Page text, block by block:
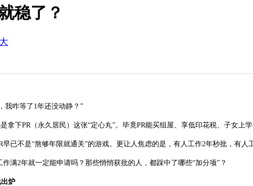
稳了？
大
咋等了1年还没动静？”
下PR（永久居民）这张“定心丸”。毕竟PR能买组屋、享低印花税、子女上学
不是“熬够年限就通关”的游戏。更让人焦虑的是，有人工作2年秒批，有人
2年就一定能申请吗？那些悄悄获批的人，都踩中了哪些“加分项”？
炉